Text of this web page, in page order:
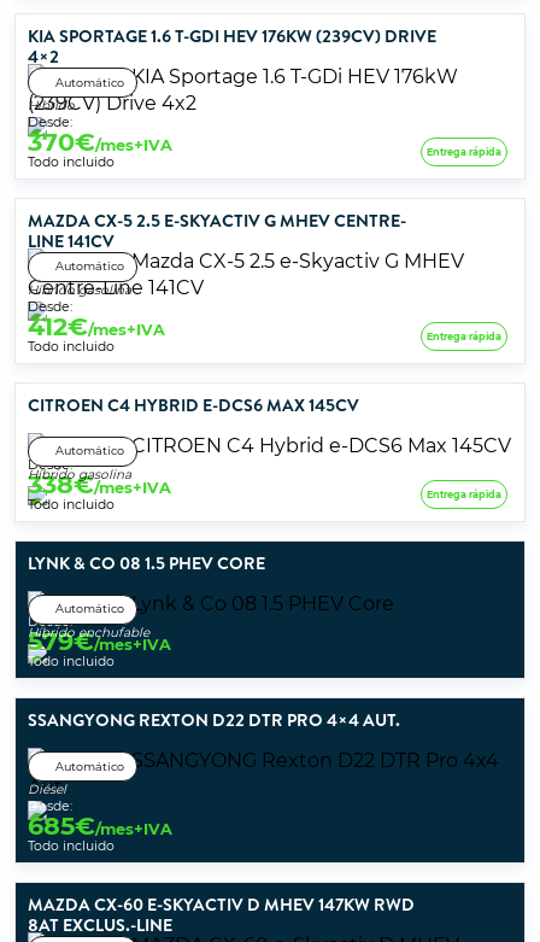
KIA SPORTAGE 1.6 T-GDI HEV 176KW (239CV) DRIVE
4×2
Automático
Híbrido
Desde:
370€/mes+IVA
Todo incluido
Entrega rápida
MAZDA CX-5 2.5 E-SKYACTIV G MHEV CENTRE-
LINE 141CV
Automático
Híbrido gasolina
Desde:
412€/mes+IVA
Todo incluido
Entrega rápida
CITROEN C4 HYBRID E-DCS6 MAX 145CV
Automático
Híbrido gasolina
Desde:
338€/mes+IVA
Todo incluido
Entrega rápida
LYNK & CO 08 1.5 PHEV CORE
Automático
Híbrido enchufable
Desde:
579€/mes+IVA
Todo incluido
SSANGYONG REXTON D22 DTR PRO 4×4 AUT.
Automático
Diésel
Desde:
685€/mes+IVA
Todo incluido
MAZDA CX-60 E-SKYACTIV D MHEV 147KW RWD
8AT EXCLUS.-LINE